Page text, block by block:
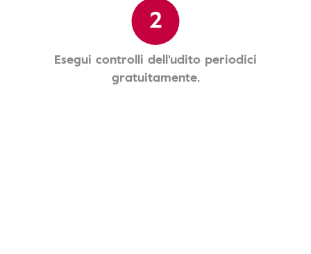
2
Esegui controlli dell'udito periodici
gratuitamente.